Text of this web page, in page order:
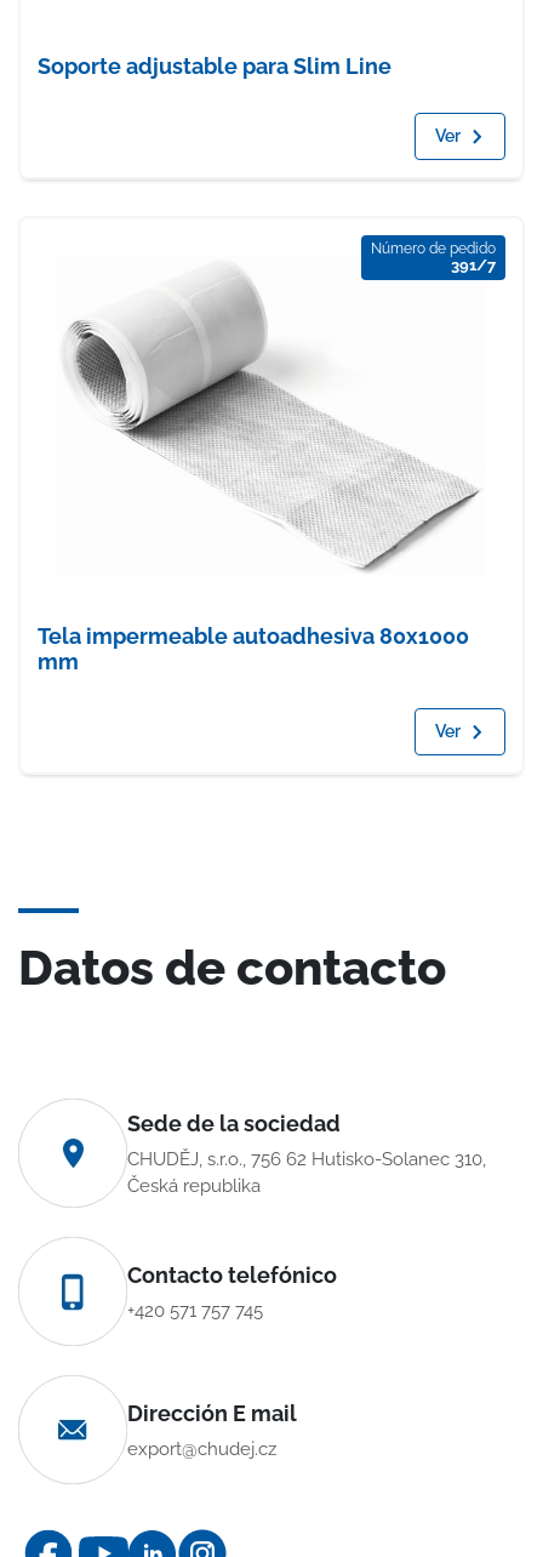
Soporte adjustable para Slim Line
Ver
Número de pedido
391/7
Tela impermeable autoadhesiva 80x1000
mm
Ver
Datos de contacto
Sede de la sociedad
CHUDĚJ, s.r.o., 756 62 Hutisko-Solanec 310,
Česká republika
Contacto telefónico
+420 571 757 745
Dirección E mail
export@chudej.cz